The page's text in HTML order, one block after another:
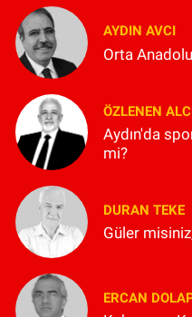
AYDIN AVCI
Orta
ÖZLENEN
Aydın'da
mi?
DURAN TEKE
Güler
ERCAN